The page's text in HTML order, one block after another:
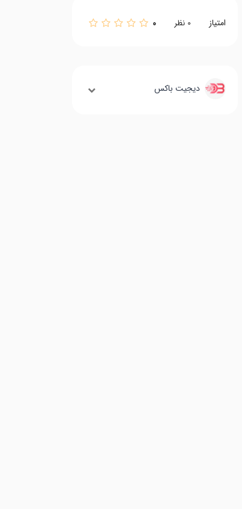
امتیاز 0 نظر 0
دیجیت باکس